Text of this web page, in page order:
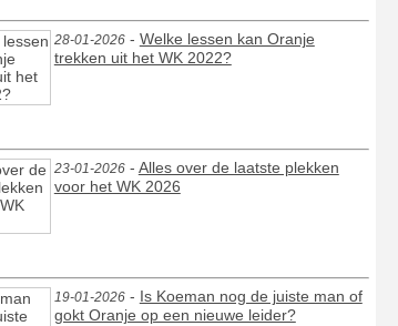
28-01-2026- Welke lessen kan Oranje
trekken uit het WK 2022?
23-01-2026- Alles over de laatste plekken
voor het WK 2026
19-01-2026- Is Koeman nog de juiste man of
gokt Oranje op een nieuwe leider?